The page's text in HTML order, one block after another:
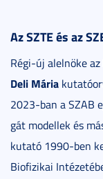
Az SZTE és az
Régi-új alelnöke
Deli Mária
2023-ban a SZAB
gát modellek és
kutató 1990-ben
Biofizikai